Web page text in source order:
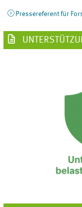
Pressereferent für